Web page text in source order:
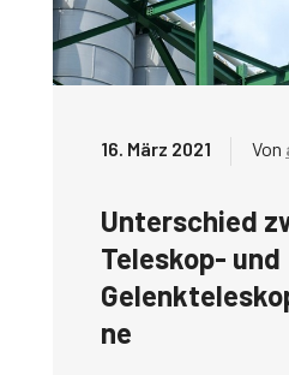
16. März 2021 Von
Unterschied
Teleskop- und
ne